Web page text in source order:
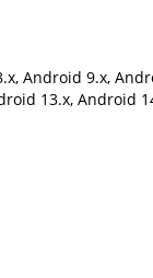
Android 9.x,
13.x, Android